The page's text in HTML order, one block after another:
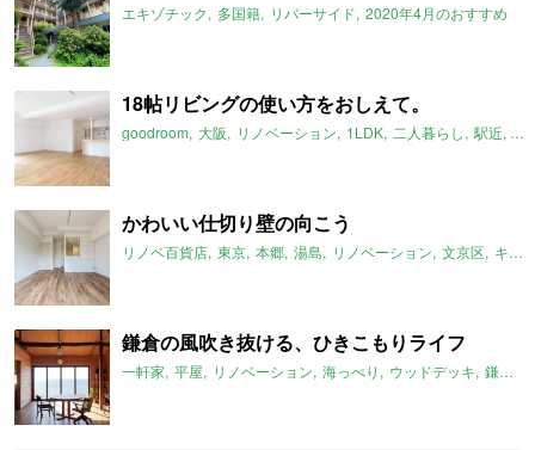
エキゾチック 多国籍 リバーサイド 2020年4月のおすすめ
18帖リビングの使い方をおしえて。
goodroom 大阪 リノベーション 1LDK 二人暮らし 駅近
かわいい仕切り壁の向こう
リノベ百貨店 東京 本郷 湯島 リノベーション 文京区 キッチン
鎌倉の風吹き抜ける、ひきこもりライフ
一軒家 平屋 リノベーション 海っぺり ウッドデッキ 鎌倉